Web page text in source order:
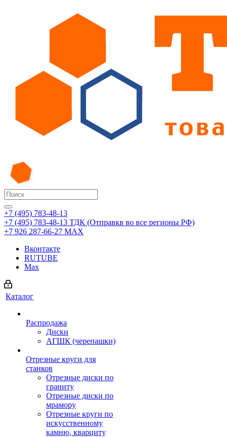
+7 (495) 783-48-13
+7 (495) 783-48-13 ТДК (Отправкв во все регионы РФ)
+7 926 287-66-27 МАХ
Вконтакте
RUTUBE
Max
Каталог
Распродажа
Диски
АГШК (черепашки)
Отрезные круги для
станков
Отрезные диски по
граниту
Отрезные диски по
мрамору
Отрезные круги по
искусственному
камню, кварциту